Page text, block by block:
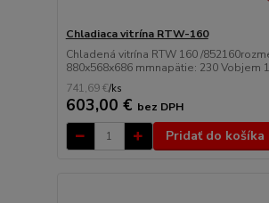
Chladiaca vitrína RTW-160
Chladená vitrína RTW 160 /
880x568x686 mmnapätie: 230 Vobjem
741,69 €/ks
603,00 € bez DPH
Pridať do košíka